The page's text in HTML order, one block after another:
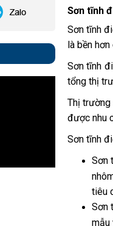
Sơn tĩnh
Sơn tĩnh
là bền
Sơn tĩnh
tổng thị
Thị
được nhu
Sơn tĩnh
Sơn
tiêu
Sơn
mẫu